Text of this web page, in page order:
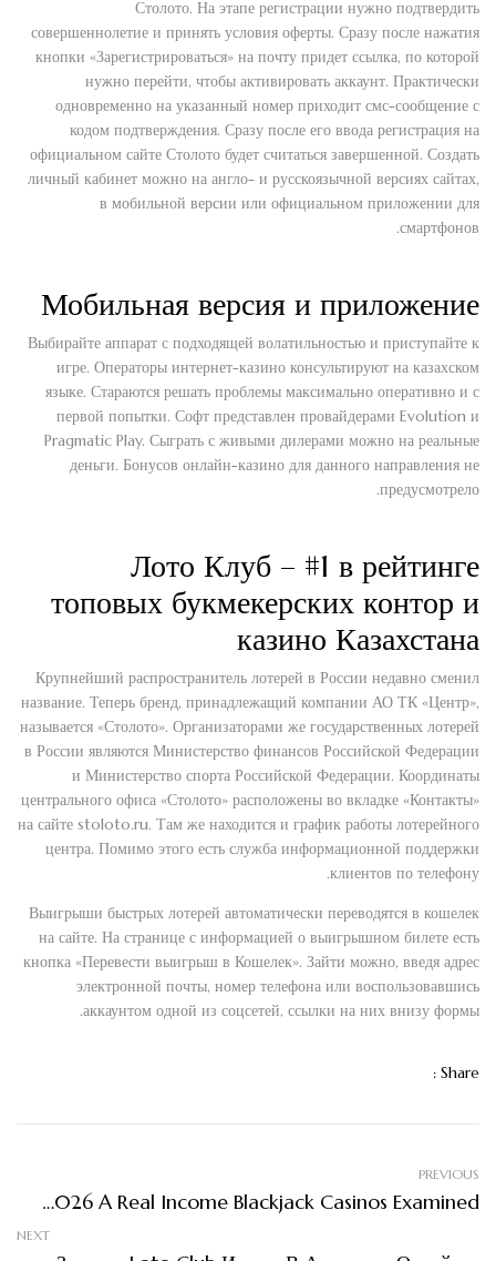
Столото. На этапе регистрации нужно подтвердить
совершеннолетие и принять условия оферты. Сразу после нажатия
кнопки «Зарегистрироваться» на почту придет ссылка, по которой
нужно перейти, чтобы активировать аккаунт. Практически
одновременно на указанный номер приходит смс-сообщение с
кодом подтверждения. Сразу после его ввода регистрация на
официальном сайте Столото будет считаться завершенной. Создать
личный кабинет можно на англо- и русскоязычной версиях сайтах,
в мобильной версии или официальном приложении для
смартфонов.
Мобильная версия и приложение
Выбирайте аппарат с подходящей волатильностью и приступайте к
игре. Операторы интернет-казино консультируют на казахском
языке. Стараются решать проблемы максимально оперативно и с
первой попытки. Софт представлен провайдерами Evolution и
Pragmatic Play. Сыграть с живыми дилерами можно на реальные
деньги. Бонусов онлайн-казино для данного направления не
предусмотрело.
Лото Клуб – #1 в рейтинге
топовых букмекерских контор и
казино Казахстана
Крупнейший распространитель лотерей в России недавно сменил
название. Теперь бренд, принадлежащий компании АО ТК «Центр»,
называется «Столото». Организаторами же государственных лотерей
в России являются Министерство финансов Российской Федерации
и Министерство спорта Российской Федерации. Координаты
центрального офиса «Столото» расположены во вкладке «Контакты»
на сайте stoloto.ru. Там же находится и график работы лотерейного
центра. Помимо этого есть служба информационной поддержки
клиентов по телефону.
Выигрыши быстрых лотерей автоматически переводятся в кошелек
на сайте. На странице с информацией о выигрышном билете есть
кнопка «Перевести выигрыш в Кошелек». Зайти можно, введя адрес
электронной почты, номер телефона или воспользовавшись
аккаунтом одной из соцсетей, ссылки на них внизу формы.
Share :
PREVIOUS
Best On The Web Blackjack Web Sites From The You S. 2026 A Real Income Blackjack Casinos Examined
NEXT